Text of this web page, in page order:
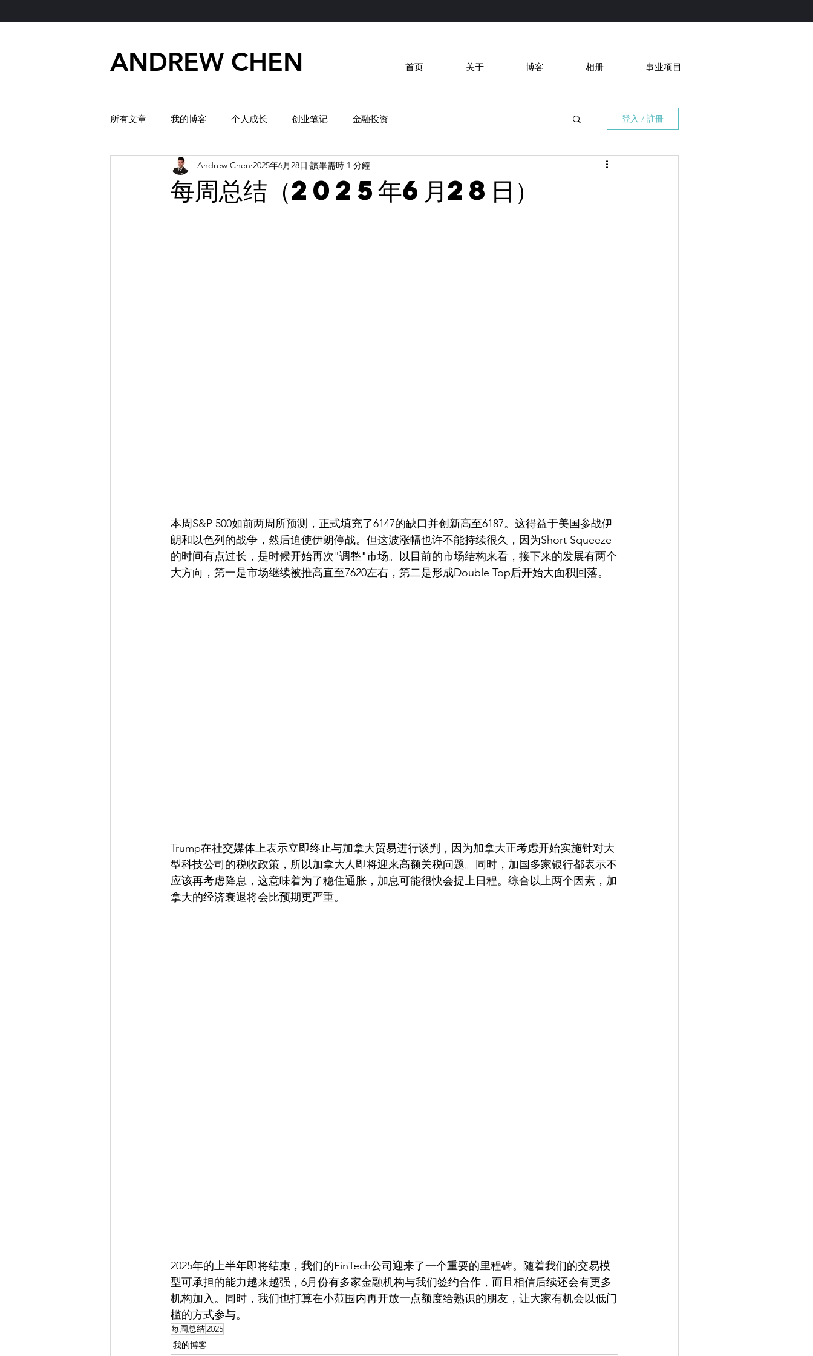
ANDREW CHEN 首页 关于 博客 相册 事业项目
所有文章 我的博客 个人成长 创业笔记 金融投资 登入 / 註冊
每周总结（2025年6月28日）
Andrew Chen 2025年6月28日 讀畢需時 1 分鐘
本周S&P 500如前两周所预测，正式填充了6147的缺口并创新高至6187。这得益于美国参战伊
朗和以色列的战争，然后迫使伊朗停战。但这波涨幅也许不能持续很久，因为Short Squeeze
的时间有点过长，是时候开始再次"调整"市场。以目前的市场结构来看，接下来的发展有两个
大方向，第一是市场继续被推高直至7620左右，第二是形成Double Top后开始大面积回落。
Trump在社交媒体上表示立即终止与加拿大贸易进行谈判，因为加拿大正考虑开始实施针对大
型科技公司的税收政策，所以加拿大人即将迎来高额关税问题。同时，加国多家银行都表示不
应该再考虑降息，这意味着为了稳住通胀，加息可能很快会提上日程。综合以上两个因素，加
拿大的经济衰退将会比预期更严重。
2025年的上半年即将结束，我们的FinTech公司迎来了一个重要的里程碑。随着我们的交易模
型可承担的能力越来越强，6月份有多家金融机构与我们签约合作，而且相信后续还会有更多
机构加入。同时，我们也打算在小范围内再开放一点额度给熟识的朋友，让大家有机会以低门
槛的方式参与。
每周总结2025
我的博客